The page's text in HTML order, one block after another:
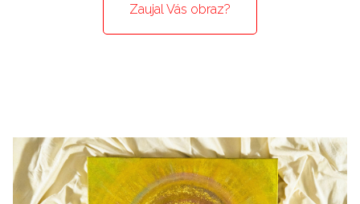
Zaujal Vás obraz?